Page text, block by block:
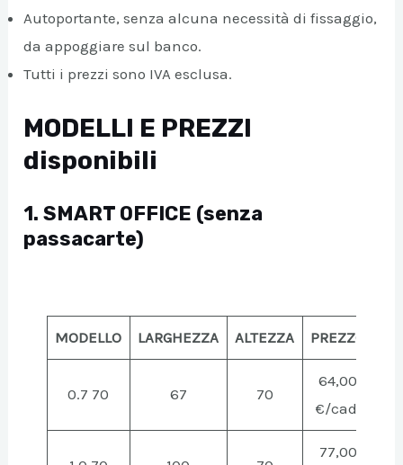
Autoportante, senza alcuna necessità di fissaggio,
da appoggiare sul banco.
Tutti i prezzi sono IVA esclusa.
MODELLI E PREZZI
disponibili
1. SMART OFFICE (senza
passacarte)
MODELLO LARGHEZZA ALTEZZA PREZZO
0.7 70 67 70
64,00
€/cad.
77,00